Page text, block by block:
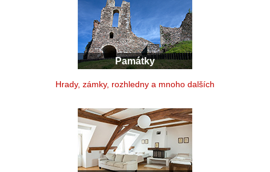
Památky
Hrady, zámky, rozhledny a mnoho dalších